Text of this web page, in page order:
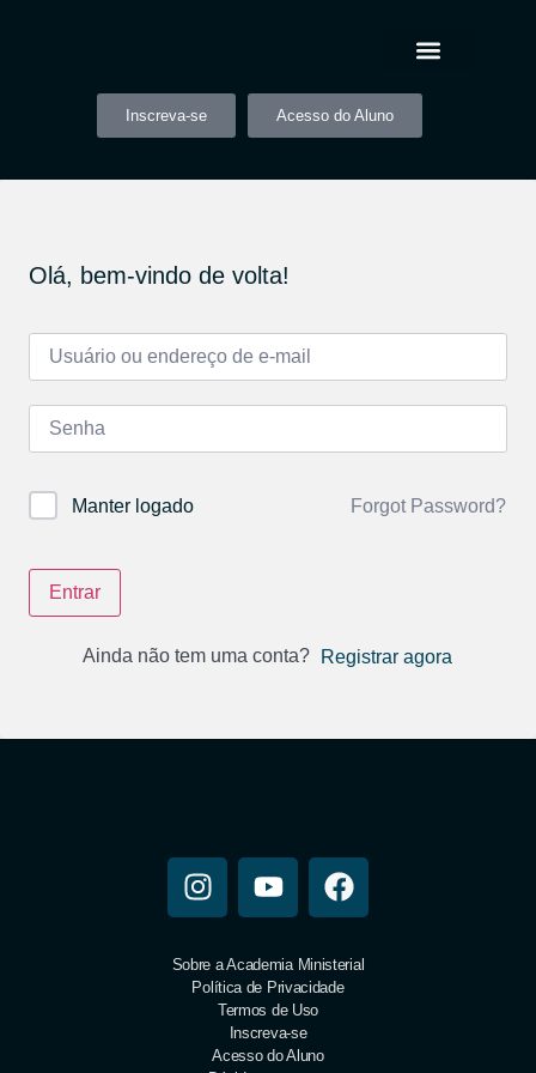
Inscreva-se Acesso do Aluno
Olá, bem-vindo de volta!
Manter logado Forgot Password?
Entrar
Ainda não tem uma conta? Registrar agora
Sobre a Academia Ministerial
Política de Privacidade
Termos de Uso
Inscreva-se
Acesso do Aluno